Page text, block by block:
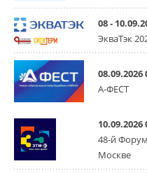
систему
Линейка
Суммарная
3 АВГУСТА 2026
«СиСофт
итоги
стартует
3 АВГУСТА 2026
08 -
ЭкваТэк
08.09.2026
А-ФЕСТ
10.09.2026
48-й
Москве